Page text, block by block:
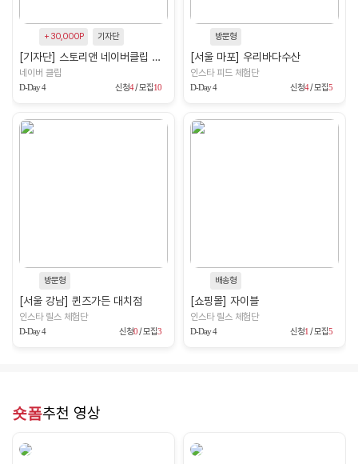
+ 30,000P 기자단
[기자단] 스토리앤 네이버클립 홍보단
네이버 클립
D-Day 4 신청4/ 모집10
방문형
[서울 마포] 우리바다수산
인스타 피드 체험단
D-Day 4 신청4/ 모집5
방문형
[서울 강남] 퀸즈가든 대치점
인스타 릴스 체험단
D-Day 4 신청0/ 모집3
배송형
[쇼핑몰] 자이블
인스타 릴스 체험단
D-Day 4 신청1 / 모집5
숏폼추천 영상